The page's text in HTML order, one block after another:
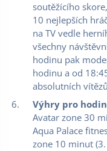
soutěžícího
10 nejlepších
na TV vedle
všechny
hodinu pak
hodinu a od
absolutních
Výhry pro
Avatar zone 30
Aqua Palace
zone 10 minut